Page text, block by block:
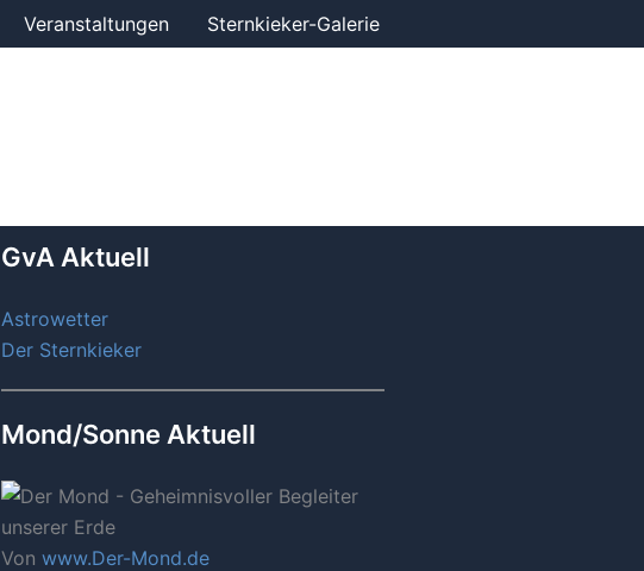
Veranstaltungen Sternkieker-Galerie
GvA Aktuell
Astrowetter
Der Sternkieker
Mond/Sonne Aktuell
Vonwww.Der-Mond.de